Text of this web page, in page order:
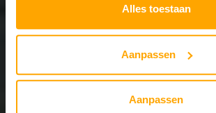
Alles toestaan
Aanpassen
Aanpassen
Hyperpigmentatie